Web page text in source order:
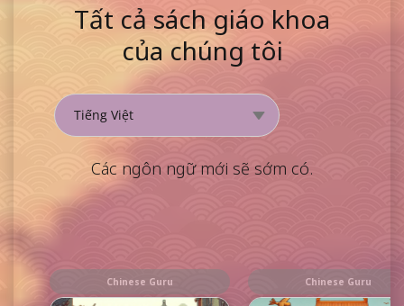
Tất cả sách giáo khoa
của chúng tôi
Các ngôn ngữ mới sẽ sớm có.
Chinese Guru Chinese Guru